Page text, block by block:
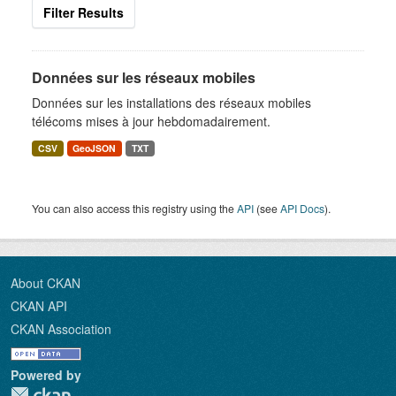
Filter Results
Données sur les réseaux mobiles
Données sur les installations des réseaux mobiles
télécoms mises à jour hebdomadairement.
CSV GeoJSON TXT
You can also access this registry using theAPI (seeAPI Docs).
About CKAN
CKAN API
CKAN Association
Powered by